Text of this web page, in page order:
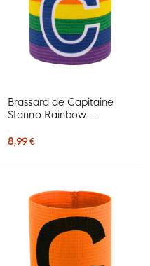
Brassard de Capitaine
Stanno Rainbow
8,99 €